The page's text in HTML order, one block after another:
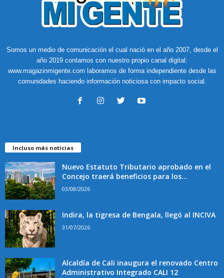
Somos un medio de comunicación el cual nació en el año 2007, desde el
año 2019 contamos con nuestro propio canal digital:
www.magazinmigente.com laboramos de forma independiente desde las
comunidades haciendo información noticiosa con impacto social.
Incluso más noticias
Nuevo Estatuto Tributario aprobado en el
Concejo traerá beneficios para los...
03/08/2026
Indira, la tigresa de Bengala, llegó al INCIVA
31/07/2026
Alcaldía de Cali inaugura el renovado Centro
Administrativo Integrado CALI 12